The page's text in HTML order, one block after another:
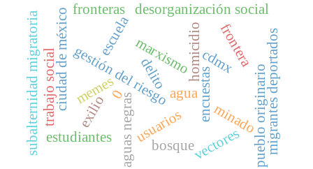
marxismohomicidio
gestión del riesgo
aguas negrasusuarios
encuestas
memes
ciudad de méxico desorganización social
cdmx
delito
minado
bosque
agua pueblo originario
trabajo social
vectores
escuela
estudiantes
frontera
exilio
fronteras
subalternidad migratoria migrantes deportados
0